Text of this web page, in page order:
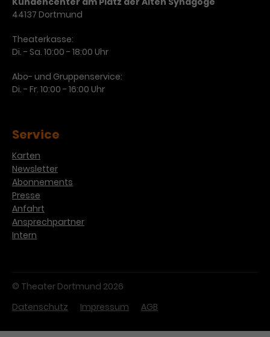
44137 Dortmund
Theaterkasse:
Di. - Sa. 10:00 - 18:00 Uhr
Abo- und Gruppenservice:
Di. - Fr. 10:00 - 16:00 Uhr
Service
Karten
Newsletter
Abonnements
Presse
Anfahrt
Ansprechpartner
Intern
© Theater Dortmund 2026
Datenschutz
Impressum AGB